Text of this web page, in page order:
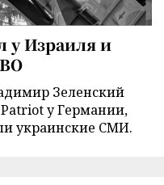
у Израиля и
Зеленский
у Германии,
украинские СМИ.